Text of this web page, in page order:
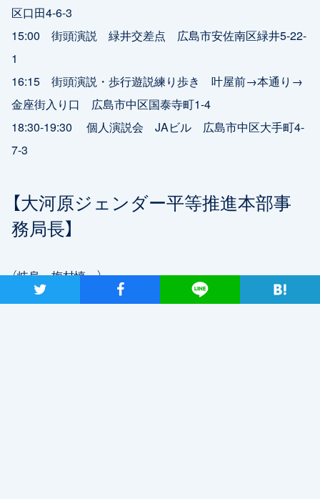
ツイート シャア Lineで送る
区口田4-6-3
15:00 街頭演説 緑井交差点 広島市安佐南区緑井5-22-
1
16:15 街頭演説・歩行遊説練り歩き 叶屋前→本通り→
金座街入り口 広島市中区国泰寺町1-4
18:30-19:30 個人演説会 JAビル 広島市中区大手町4-
7-3
【大河原ジェンダー平等推進本部事
務局長】
（岐阜・梅村慎一）
19:00 個人演説会 不二羽島文化センター 羽島市竹鼻